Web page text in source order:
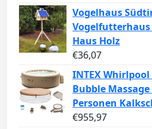
Vogelhaus
Haus Holz
€36,07
INTEX Whirlpool
Bubble
Personen
€955,97